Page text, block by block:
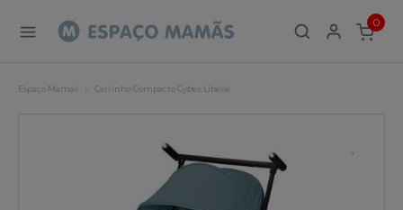
0
ITEMS
Espaço Mamãs Carrinho Compacto Cybex Libelle